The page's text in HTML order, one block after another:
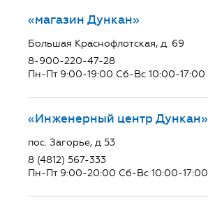
«магазин Дункан»
Большая Краснофлотская, д. 69
8-900-220-47-28
Пн-Пт 9:00-19:00 Сб-Вс 10:00-17:00
«Инженерный центр Дункан»
пос. Загорье, д 53
8 (4812) 567-333
Пн-Пт 9:00-20:00 Сб-Вс 10:00-17:00